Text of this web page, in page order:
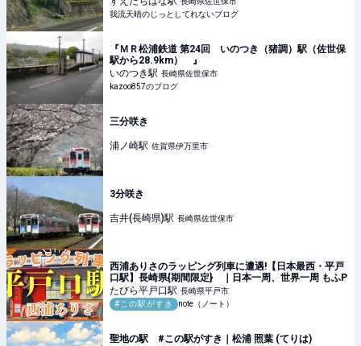
我流天晴のじっとしてれないブログ
『ＭＲ松浦鉄道 第24回 いのつき（猪調）駅（佐世保
駅から28.9km） 』
いのつき駅 長崎県佐世保市
kazoo857のブログ
三分咲き
浦ノ崎駅 佐賀県伊万里市
3分咲き
吉井(長崎県)駅 長崎県佐世保市
西浦ありさのラッピング列車に遭遇!【日本最西・平戸
口駅】長崎県{期間限定} ｜日本一周、世界一周 もふP
たびら平戸口駅 長崎県平戸市
#この駅がすき
note（ノート）
聖地の駅 #この駅がすき｜松浦 照葉 (てりは)